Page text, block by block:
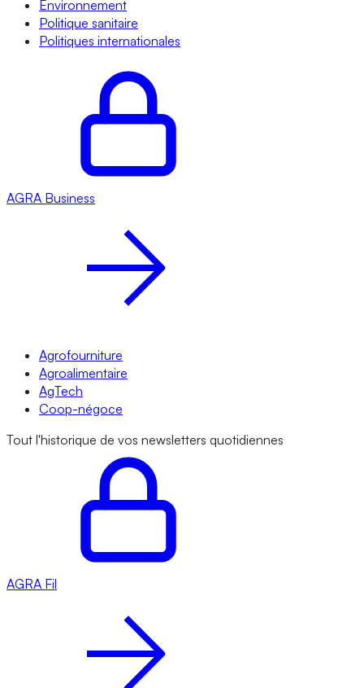
Environnement
Politique sanitaire
Politiques internationales
AGRA Business
Agrofourniture
Agroalimentaire
AgTech
Coop-négoce
Tout l'historique de vos newsletters quotidiennes
AGRA Fil